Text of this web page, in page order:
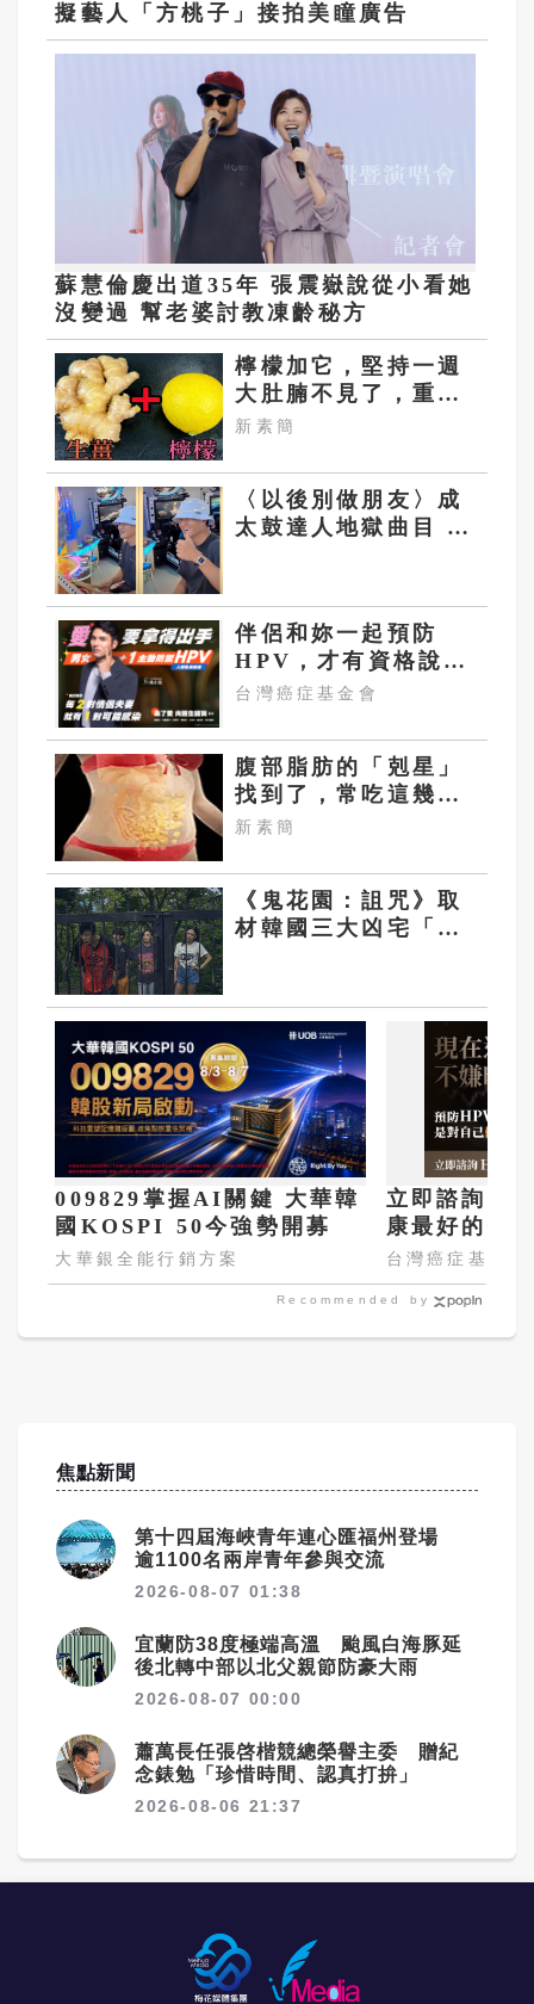
擬藝人「方桃子」接拍美瞳廣告
蘇慧倫慶出道35年 張震嶽說從小看她
沒變過 幫老婆討教凍齡秘方
檸檬加它，堅持一週
大肚腩不見了，重新
回到45公斤
新素簡
〈以後別做朋友〉成
太鼓達人地獄曲目 周
伴侶和妳一起預防
HPV，才有資格說愛
妳！
台灣癌症基金會
腹部脂肪的「剋星」
找到了，常吃這幾
物，吃走大肚囊，瘦
新素簡
《鬼花園：詛咒》取
材韓國三大凶宅「長
009829掌握AI關鍵 大華韓
國KOSPI 50今強勢開募
大華銀全能行銷方案
立即諮詢
康最好的投
嫌晚！
台灣癌症基金會
Recommended by
焦點新聞
第十四屆海峽青年連心匯福州登場
逾1100名兩岸青年參與交流
2026-08-07 01:38
宜蘭防38度極端高溫 颱風白海豚延
後北轉中部以北父親節防豪大雨
2026-08-07 00:00
蕭萬長任張啓楷競總榮譽主委 贈紀
念錶勉「珍惜時間、認真打拚」
2026-08-06 21:37